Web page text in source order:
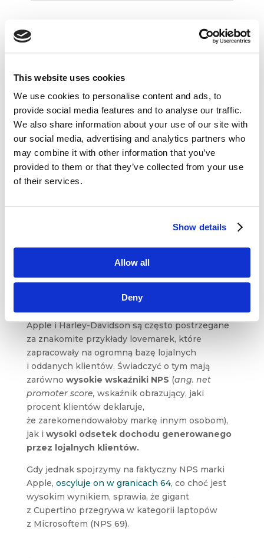
This website uses cookies
We use cookies to personalise content and ads, to
provide social media features and to analyse our traffic.
We also share information about your use of our site with
our social media, advertising and analytics partners who
may combine it with other information that you’ve
provided to them or that they’ve collected from your use
of their services.
Show details
Allow all
Deny
Inny czynnik wpływający na lojalność klienta jest
w którym kupujemy. Efektem tego osoby
sklepach są znacznie mocniej przywiązane (choć
w dużej mierze z racji inercji) do poszczególnych
marek.
Warto również zwrócić uwagę na fakt, iż rosnący
wybór dostępnych produktów także może
skłonić klienta do zwiększonej lojalności.
zakup znanej marki jest bowiem dla niego
pozbawiającym niepotrzebnego ryzyka
związanego z potencjalnie nietrafionym
A co z Harleyem i Apple?
Apple i Harley-Davidson są często postrzegane
za znakomite przykłady lovemarek, które
zapracowały na ogromną bazę lojalnych
i oddanych klientów. Świadczyć o tym mają
zarówno wysokie wskaźniki NPS (ang. net
promoter score, wskaźnik obrazujący, jaki
procent klientów deklaruje,
że zarekomendowałoby markę innym osobom),
jak i wysoki odsetek dochodu generowanego
przez lojalnych klientów.
Gdy jednak spojrzymy na faktyczny NPS marki
Apple, oscyluje on w granicach 64, co choć jest
wysokim wynikiem, sprawia, że gigant
z Cupertino przegrywa w kategorii laptopów
z Microsoftem (NPS 69).